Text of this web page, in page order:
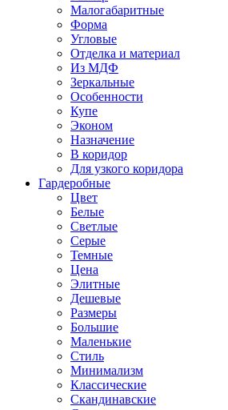
Малогабаритные
Форма
Угловые
Отделка и материал
Из МДФ
Зеркальные
Особенности
Купе
Эконом
Назначение
В коридор
Для узкого коридора
Гардеробные
Цвет
Белые
Светлые
Серые
Темные
Цена
Элитные
Дешевые
Размеры
Большие
Маленькие
Стиль
Минимализм
Классические
Скандинавские